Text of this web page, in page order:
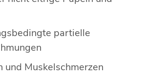
partielle
und Muskelschmerzen